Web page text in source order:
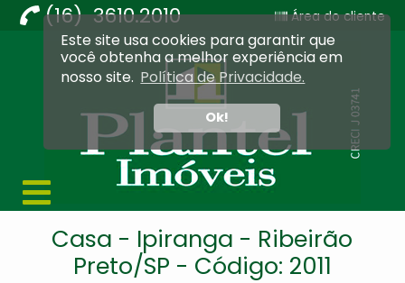
Este site usa cookies para garantir que
você obtenha a melhor experiência em
nosso site. Política de Privacidade.
Ok!
(16) 3610.2010 Área do cliente
Imobiliária Ribeirão Preto - Plantel Imóveis
Casa - Ipiranga - Ribeirão
Preto/SP - Código: 2011